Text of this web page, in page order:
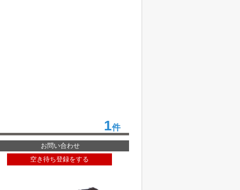
1件
お問い合わせ
空き待ち登録をする